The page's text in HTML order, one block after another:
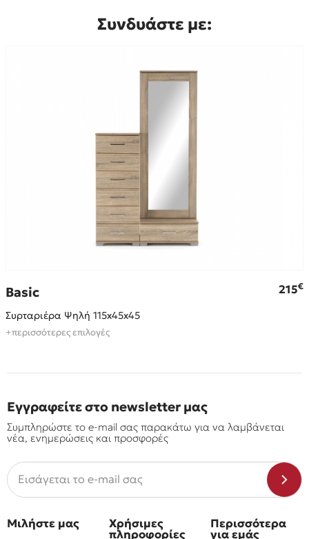
Συνδυάστε με:
Basic 215€
Συρταριέρα Ψηλή 115x45x45
+περισσότερες επιλογές
Εγγραφείτε στο newsletter μας
Συμπληρώστε το e-mail σας παρακάτω για να λαμβάνεται
νέα, ενημερώσεις και προσφορές
Μιλήστε μας Χρήσιμες
πληροφορίες
Περισσότερα
για εμάς